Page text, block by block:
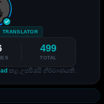
TRANSLATOR
499
TOTAL
කළ උපසිරැසි නිර්මාණයකි.